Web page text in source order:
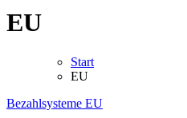
EU
Start
EU
Bezahlsysteme EU